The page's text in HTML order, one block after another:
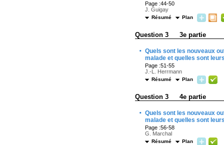
Page :44-50
J. Guigay
Résumé Plan
Question 3 3e partie
· Quels sont les nouveaux
malade et quelles sont
Page :51-55
J.-L. Herrmann
Résumé Plan
Question 3 4e partie
· Quels sont les nouveaux
malade et quelles sont
Page :56-58
G. Marchal
Résumé Plan